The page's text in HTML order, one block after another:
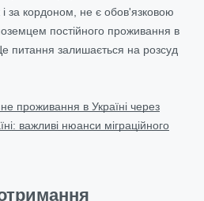
і за кордоном, не є обов'язковою
постійного проживання в
питання залишається на розсуд
проживання в Україні через
важливі нюанси міграційного